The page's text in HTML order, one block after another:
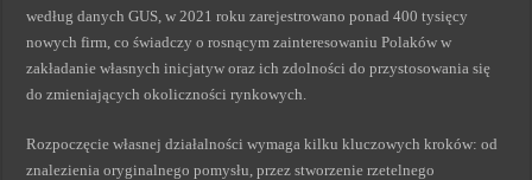
według danych GUS, w 2021 roku zarejestrowano ponad 400 tysięcy
nowych firm, co świadczy o rosnącym zainteresowaniu Polaków w
zakładanie własnych inicjatyw oraz ich zdolności do przystosowania się
do zmieniających okoliczności rynkowych.
Rozpoczęcie własnej działalności wymaga kilku kluczowych kroków: od
znalezienia oryginalnego pomysłu, przez stworzenie rzetelnego